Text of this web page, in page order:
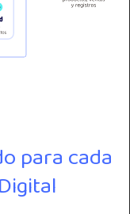
para cada